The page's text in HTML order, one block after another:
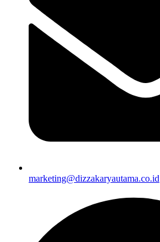
marketing@dizzakaryautama.co.id